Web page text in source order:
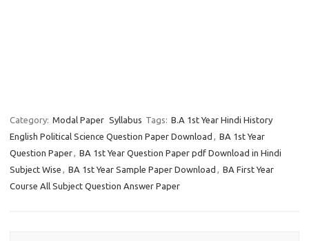
Category: Modal Paper Syllabus Tags: B.A 1st Year Hindi History
English Political Science Question Paper Download , BA 1st Year
Question Paper, BA 1st Year Question Paper pdf Download in Hindi
Subject Wise , BA 1st Year Sample Paper Download , BA First Year
Course All Subject Question Answer Paper